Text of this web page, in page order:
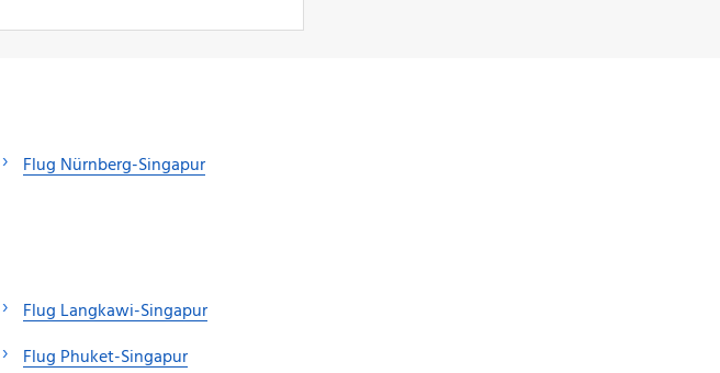
Flug Nürnberg-Singapur
Flug Langkawi-Singapur
Flug Phuket-Singapur